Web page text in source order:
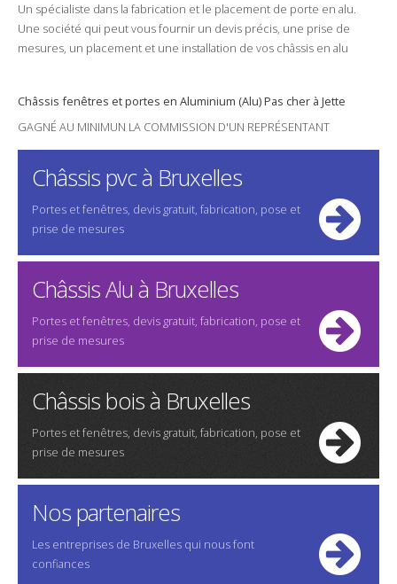
Un spécialiste dans la fabrication et le placement de porte en alu.
Une société qui peut vous fournir un devis précis, une prise de
mesures, un placement et une installation de vos châssis en alu
Châssis fenêtres etportes en Aluminium (Alu)Pas cher à Jette
GAGNÉ AU MINIMUN LA COMMISSION D'UN REPRÉSENTANT
Châssis pvc à Bruxelles
Portes et fenêtres, devis gratuit, fabrication, pose et
prise de mesures
Châssis Alu à Bruxelles
Portes et fenêtres, devis gratuit, fabrication, pose et
prise de mesures
Châssis bois à Bruxelles
Portes et fenêtres, devis gratuit, fabrication, pose et
prise de mesures
Nos partenaires
Les entreprises de Bruxelles qui nous font
confiances